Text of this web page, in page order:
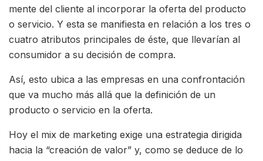
mente del cliente al incorporar la oferta del producto
o servicio. Y esta se manifiesta en relación a los tres o
cuatro atributos principales de éste, que llevarían al
consumidor a su decisión de compra.
Así, esto ubica a las empresas en una confrontación
que va mucho más allá que la definición de un
producto o servicio en la oferta.
Hoy el mix de marketing exige una estrategia dirigida
hacia la “creación de valor” y, como se deduce de lo